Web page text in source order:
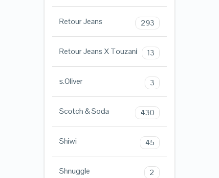
Retour Jeans 293
Retour Jeans X Touzani 13
s.Oliver 3
Scotch & Soda 430
Shiwi 45
Shnuggle 2